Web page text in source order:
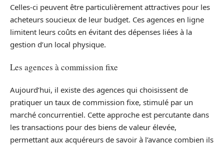
Celles-ci peuvent être particulièrement attractives pour les
acheteurs soucieux de leur budget. Ces agences en ligne
limitent leurs coûts en évitant des dépenses liées à la
gestion d’un local physique.
Les agences à commission fixe
Aujourd’hui, il existe des agences qui choisissent de
pratiquer un taux de commission fixe, stimulé par un
marché concurrentiel. Cette approche est percutante dans
les transactions pour des biens de valeur élevée,
permettant aux acquéreurs de savoir à l’avance combien ils